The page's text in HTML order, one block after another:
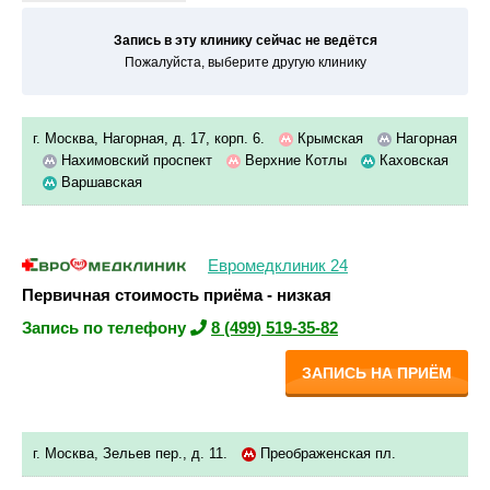
Запись в эту клинику сейчас не ведётся
Пожалуйста, выберите другую клинику
г. Москва, Нагорная, д. 17, корп. 6. Крымская
Нагорная
Нахимовский проспект
Верхние Котлы
Каховская
Варшавская
Евромедклиник 24
Первичная стоимость приёма - низкая
Запись по телефону
8 (499) 519-35-82
ЗАПИСЬ НА ПРИЁМ
г. Москва, Зельев пер., д. 11. Преображенская пл.